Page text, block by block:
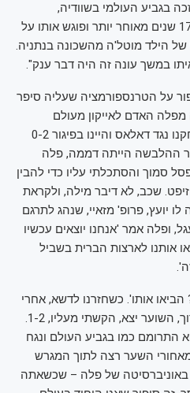
בגביע העולמי בשוודיה,
כשהייתי בן 13.5, ואז אני קופץ 17 שנים מאוחר יותר ופוגש אותו על
של הילד מוטל'ה מהשכונה בנתניה.
במשך עונה זה היה דבר ענק".
על הטרנספורמציה שעליה סיפר
האדם לאייקון מעולם
הכדורגל. "במשחק הראשון שיחקנו נגד דאלאס והיינו בפיגור 0-2
ההלבשה הייתה דממה, פלה
סמוך והסתכלתי עליו כדי להבין
שכב, לא דיבר מילה, ולקראת
יועץ, פרופ' מזאיי, שנהג לתרגם
ופלה אמר 'אנחנו יוצאים עכשיו
אותנו לארצות הברית בשביל
אותו'. כשחזרנו לדשא, אחרי
שתי דקות הוא מסר לי כדור ארוך, השוער יצא, הקשתי מעליו, 1-2.
והוא התרומם כמו בגביע העולם ונגח
השער רצה לתוך המגרש
באוניברסיטה של פלה – שכשאתה